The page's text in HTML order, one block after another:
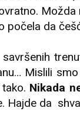
počela da
Mislili
Nikada
Hajde da